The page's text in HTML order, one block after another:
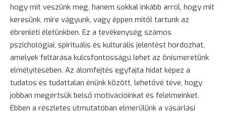
hogy mit veszünk meg, hanem sokkal inkább arról, hogy mit
keresünk, mire vágyunk, vagy éppen mitől tartunk az
ébrenléti életünkben. Ez a tevékenység számos
pszichológiai, spirituális és kulturális jelentést hordozhat,
amelyek feltárása kulcsfontosságú lehet az önismeretünk
elmélyítésében. Az álomfejtés egyfajta hidat képez a
tudatos és tudattalan énünk között, lehetővé téve, hogy
jobban megértsük belső motivációinkat és félelmeinket.
Ebben a részletes útmutatóban elmerülünk a vásárlási